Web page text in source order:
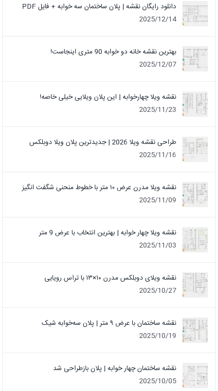
دانلود رایگان نقشه | پلان ساختمان سه خوابه + فایل PDF
2025/12/14
بهترین نقشه خانه دو خوابه 90 متری اینجاست!
2025/12/07
نقشه ویلا چهارخوابه | این پلان ویلایی خیلی خاصه!
2025/11/23
طراحی نقشه ویلا 2026 | جدیدترین پلان ویلا دوبلکس
2025/11/16
نقشه ویلا مدرن عرض ۱۰ متر با خطوط منحنی شگفت انگیز
2025/11/09
نقشه ویلا چهار خوابه | بهترین انتخاب با عرض 9 متر
2025/11/03
نقشه ویلای دوبلکس مدرن ۱۰×۱۳ با تراس رویایی
2025/10/27
نقشه ساختمان با عرض ۹ متر | پلان سه‌خوابه شیک
2025/10/19
نقشه ساختمان چهار خوابه | پلان بازطراحی شد
2025/10/05